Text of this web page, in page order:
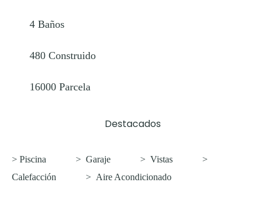
4 Baños
480 Construido
16000 Parcela
Destacados
> Piscina > Garaje > Vistas
>
Calefacción
> Aire Acondicionado